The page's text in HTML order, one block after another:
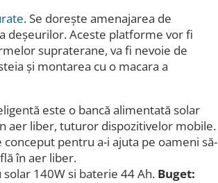
. Se dorește amenajarea de
deșeurilor. Aceste platforme vor fi
supraterane, va fi nevoie de
şi montarea cu o macara a
este o bancă alimentată solar
aer liber, tuturor dispozitivelor mobile.
pentru a-i ajuta pe oameni să-
în aer liber.
solar 140W si baterie 44 Ah. Buget: